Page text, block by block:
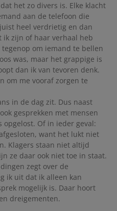
het zo divers is. Elke klacht
aan de telefoon die
heel verdrietig en dan
zijn of haar verhaal heb
om iemand te bellen
was, maar het grappige is
dan ik van tevoren denk.
om me vooraf zorgen te
in de dag zit. Dus naast
gesprekken met mensen
Of in ieder geval:
want het lukt niet
Klagers staan niet altijd
ze daar ook niet toe in staat.
zegt over de
ik uit dat ik alleen kan
mogelijk is. Daar hoort
dreigementen.